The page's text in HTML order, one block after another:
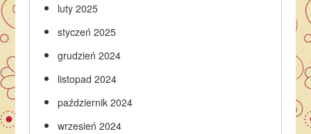
luty 2025
styczeń 2025
grudzień 2024
listopad 2024
październik 2024
wrzesień 2024